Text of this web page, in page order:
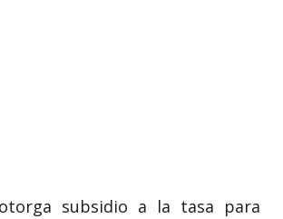
subsidio a la tasa para